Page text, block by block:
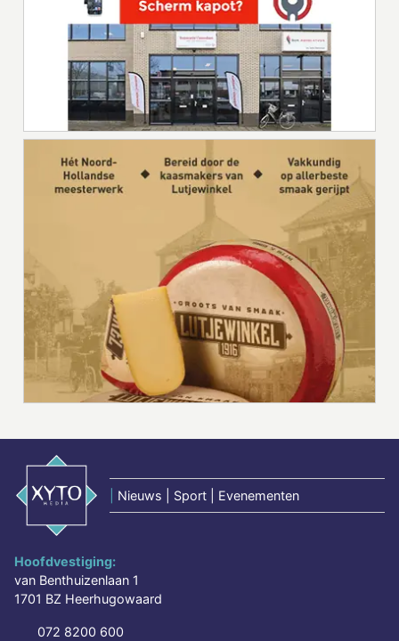
Nieuws | Sport | Evenementen
Hoofdvestiging:
van Benthuizenlaan 1
1701 BZ Heerhugowaard
072 8200 600